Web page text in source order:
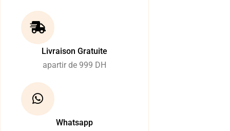
Livraison Gratuite
apartir de 999 DH
Whatsapp